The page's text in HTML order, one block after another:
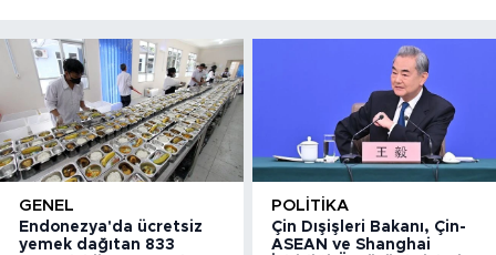
GENEL
Endonezya'da ücretsiz
yemek dağıtan 833
POLITIKA
Çin Dışişleri Bakanı, Çin-
ASEAN ve Shanghai